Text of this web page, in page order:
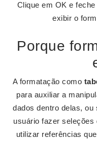
Clique em OK e
exibir o
Porque
A formatação como
para auxiliar a
dados dentro delas,
usuário fazer seleções
utilizar referências